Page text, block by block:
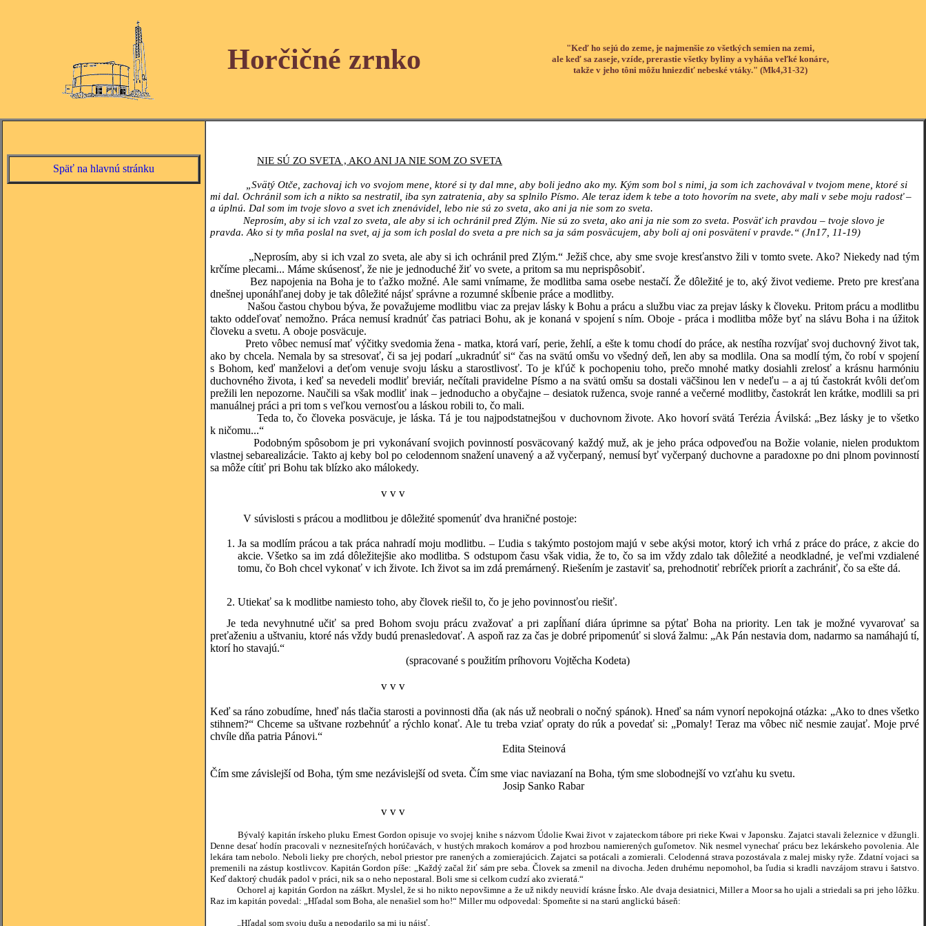
Horčičné zrnko
"Keď ho sejú do zeme, je najmenšie zo všetkých semien na zemi,
ale keď sa zaseje, vzíde, prerastie všetky byliny a vyháňa veľké konáre,
takže v jeho tôni môžu hniezdiť nebeské vtáky." (Mk4,31-32)
Späť na hlavnú stránku
NIE SÚ ZO SVETA , AKO ANI JA NIE SOM ZO SVETA
„Svätý Otče, zachovaj ich vo svojom mene, ktoré si ty dal mne, aby boli jedno ako my. Kým som bol s nimi, ja som ich zachovával v tvojom mene, ktoré si
mi dal. Ochránil som ich a nikto sa nestratil, iba syn zatratenia, aby sa splnilo Písmo. Ale teraz idem k tebe a toto hovorím na svete, aby mali v sebe moju radosť –
a úplnú. Dal som im tvoje slovo a svet ich znenávidel, lebo nie sú zo sveta, ako ani ja nie som zo sveta.
Neprosím, aby si ich vzal zo sveta, ale aby si ich ochránil pred Zlým. Nie sú zo sveta, ako ani ja nie som zo sveta. Posväť ich pravdou – tvoje slovo je
pravda. Ako si ty mňa poslal na svet, aj ja som ich poslal do sveta a pre nich sa ja sám posväcujem, aby boli aj oni posvätení v pravde.“ (Jn17, 11-19)
„Neprosím, aby si ich vzal zo sveta, ale aby si ich ochránil pred Zlým.“ Ježiš chce, aby sme svoje kresťanstvo žili v tomto svete. Ako? Niekedy nad tým
krčíme plecami... Máme skúsenosť, že nie je jednoduché žiť vo svete, a pritom sa mu neprispôsobiť.
Bez napojenia na Boha je to ťažko možné. Ale sami vnímame, že modlitba sama osebe nestačí. Že dôležité je to, aký život vedieme. Preto pre kresťana
dnešnej uponáhľanej doby je tak dôležité nájsť správne a rozumné skĺbenie práce a modlitby.
Našou častou chybou býva, že považujeme modlitbu viac za prejav lásky k Bohu a prácu a službu viac za prejav lásky k človeku. Pritom prácu a modlitbu
takto oddeľovať nemožno. Práca nemusí kradnúť čas patriaci Bohu, ak je konaná v spojení s ním. Oboje - práca i modlitba môže byť na slávu Boha i na úžitok
človeku a svetu. A oboje posväcuje.
Preto vôbec nemusí mať výčitky svedomia žena - matka, ktorá varí, perie, žehlí, a ešte k tomu chodí do práce, ak nestíha rozvíjať svoj duchovný život tak,
ako by chcela. Nemala by sa stresovať, či sa jej podarí „ukradnúť si“ čas na svätú omšu vo všedný deň, len aby sa modlila. Ona sa modlí tým, čo robí v spojení
s Bohom, keď manželovi a deťom venuje svoju lásku a starostlivosť. To je kľúč k pochopeniu toho, prečo mnohé matky dosiahli zrelosť a krásnu harmóniu
duchovného života, i keď sa nevedeli modliť breviár, nečítali pravidelne Písmo a na svätú omšu sa dostali väčšinou len v nedeľu – a aj tú častokrát kvôli deťom
prežili len nepozorne. Naučili sa však modliť inak – jednoducho a obyčajne – desiatok ruženca, svoje ranné a večerné modlitby, častokrát len krátke, modlili sa pri
manuálnej práci a pri tom s veľkou vernosťou a láskou robili to, čo mali.
Teda to, čo človeka posväcuje, je láska. Tá je tou najpodstatnejšou v duchovnom živote. Ako hovorí svätá Terézia Ávilská: „Bez lásky je to všetko
k ničomu...“
Podobným spôsobom je pri vykonávaní svojich povinností posväcovaný každý muž, ak je jeho práca odpoveďou na Božie volanie, nielen produktom
vlastnej sebarealizácie. Takto aj keby bol po celodennom snažení unavený a až vyčerpaný, nemusí byť vyčerpaný duchovne a paradoxne po dni plnom povinností
sa môže cítiť pri Bohu tak blízko ako málokedy.
v v v
V súvislosti s prácou a modlitbou je dôležité spomenúť dva hraničné postoje:
Ja sa modlím prácou a tak práca nahradí moju modlitbu. – Ľudia s takýmto postojom majú v sebe akýsi motor, ktorý ich vrhá z práce do práce, z akcie do
akcie. Všetko sa im zdá dôležitejšie ako modlitba. S odstupom času však vidia, že to, čo sa im vždy zdalo tak dôležité a neodkladné, je veľmi vzdialené
tomu, čo Boh chcel vykonať v ich živote. Ich život sa im zdá premárnený. Riešením je zastaviť sa, prehodnotiť rebríček priorít a zachrániť, čo sa ešte dá.
Utiekať sa k modlitbe namiesto toho, aby človek riešil to, čo je jeho povinnosťou riešiť.
Je teda nevyhnutné učiť sa pred Bohom svoju prácu zvažovať a pri zapĺňaní diára úprimne sa pýtať Boha na priority. Len tak je možné vyvarovať sa
preťaženiu a uštvaniu, ktoré nás vždy budú prenasledovať. A aspoň raz za čas je dobré pripomenúť si slová žalmu: „Ak Pán nestavia dom, nadarmo sa namáhajú tí,
ktorí ho stavajú.“
(spracované s použitím príhovoru Vojtěcha Kodeta)
v v v
Keď sa ráno zobudíme, hneď nás tlačia starosti a povinnosti dňa (ak nás už neobrali o nočný spánok). Hneď sa nám vynorí nepokojná otázka: „Ako to dnes všetko
stihnem?“ Chceme sa uštvane rozbehnúť a rýchlo konať. Ale tu treba vziať opraty do rúk a povedať si: „Pomaly! Teraz ma vôbec nič nesmie zaujať. Moje prvé
chvíle dňa patria Pánovi.“
Edita Steinová
Čím sme závislejší od Boha, tým sme nezávislejší od sveta. Čím sme viac naviazaní na Boha, tým sme slobodnejší vo vzťahu ku svetu.
Josip Sanko Rabar
v v v
Bývalý kapitán írskeho pluku Ernest Gordon opisuje vo svojej knihe s názvom Údolie Kwai život v zajateckom tábore pri rieke Kwai v Japonsku. Zajatci stavali železnice v džungli.
Denne desať hodín pracovali v neznesiteľných horúčavách, v hustých mrakoch komárov a pod hrozbou namierených guľometov. Nik nesmel vynechať prácu bez lekárskeho povolenia. Ale
lekára tam nebolo. Neboli lieky pre chorých, nebol priestor pre ranených a zomierajúcich. Zajatci sa potácali a zomierali. Celodenná strava pozostávala z malej misky ryže. Zdatní vojaci sa
premenili na zástup kostlivcov. Kapitán Gordon píše: „Každý začal žiť sám pre seba. Človek sa zmenil na divocha. Jeden druhému nepomohol, ba ľudia si kradli navzájom stravu i šatstvo.
Keď daktorý chudák padol v práci, nik sa o neho nepostaral. Boli sme si celkom cudzí ako zvieratá.“
Ochorel aj kapitán Gordon na záškrt. Myslel, že si ho nikto nepovšimne a že už nikdy neuvidí krásne Írsko. Ale dvaja desiatnici, Miller a Moor sa ho ujali a striedali sa pri jeho lôžku.
Raz im kapitán povedal: „Hľadal som Boha, ale nenašiel som ho!“ Miller mu odpovedal: Spomeňte si na starú anglickú báseň:
„Hľadal som svoju dušu a nepodarilo sa mi ju nájsť.